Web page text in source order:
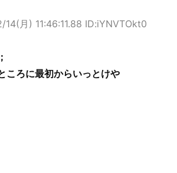
14(月) 11:46:11.88 ID:iYNVTOkt0
ころに最初からいっとけや